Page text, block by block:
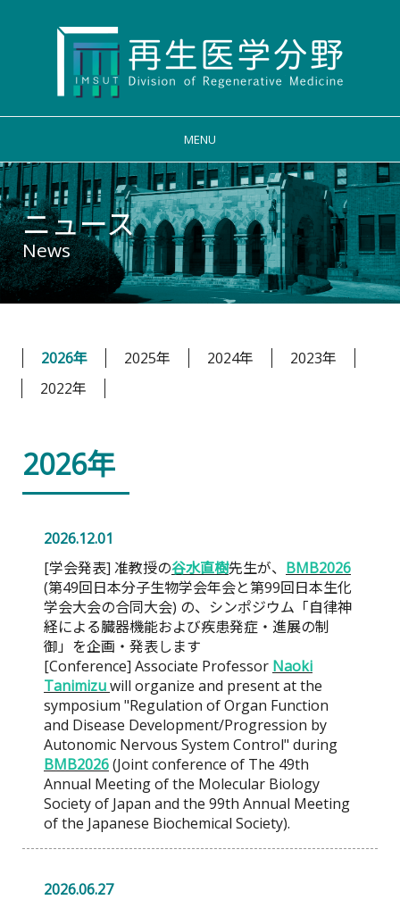
MENU
ニュース
News
2026年 2025年 2024年
2023年
2022年
2026年
2026.12.01
[学会発表] 准教授の谷水直樹先生が、 BMB2026
(第49回日本分子生物学会年会と第99回日本生化
学会大会の合同大会) の、シンポジウム「自律神
経による臓器機能および疾患発症・進展の制
御」を企画・発表します
[Conference] Associate Professor Naoki
Tanimizuwill organize and present at the
symposium "Regulation of Organ Function
and Disease Development/Progression by
Autonomic Nervous System Control" during
BMB2026(Joint conference of The 49th
Annual Meeting of the Molecular Biology
Society of Japan and the 99th Annual Meeting
of the Japanese Biochemical Society).
2026.06.27